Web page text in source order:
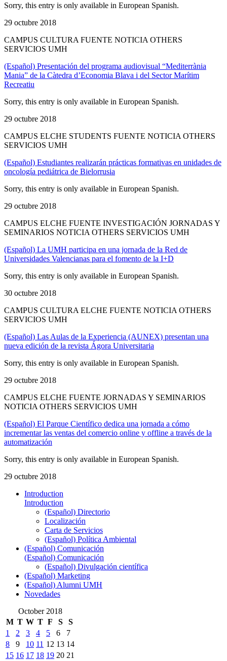
Sorry, this entry is only available in European Spanish.
29 octubre 2018
CAMPUS CULTURA FUENTE NOTICIA OTHERS
SERVICIOS UMH
(Español) Presentación del programa audiovisual “Mediterrània
Mania” de la Càtedra d’Economia Blava i del Sector Marítim
Recreatiu
Sorry, this entry is only available in European Spanish.
29 octubre 2018
CAMPUS ELCHE STUDENTS FUENTE NOTICIA OTHERS
SERVICIOS UMH
(Español) Estudiantes realizarán prácticas formativas en unidades de
oncología pediátrica de Bielorrusia
Sorry, this entry is only available in European Spanish.
29 octubre 2018
CAMPUS ELCHE FUENTE INVESTIGACIÓN JORNADAS Y
SEMINARIOS NOTICIA OTHERS SERVICIOS UMH
(Español) La UMH participa en una jornada de la Red de
Universidades Valencianas para el fomento de la I+D
Sorry, this entry is only available in European Spanish.
30 octubre 2018
CAMPUS CULTURA ELCHE FUENTE NOTICIA OTHERS
SERVICIOS UMH
(Español) Las Aulas de la Experiencia (AUNEX) presentan una
nueva edición de la revista Ágora Universitaria
Sorry, this entry is only available in European Spanish.
29 octubre 2018
CAMPUS ELCHE FUENTE JORNADAS Y SEMINARIOS
NOTICIA OTHERS SERVICIOS UMH
(Español) El Parque Científico dedica una jornada a cómo
incrementar las ventas del comercio online y offline a través de la
automatización
Sorry, this entry is only available in European Spanish.
29 octubre 2018
Introduction
Introduction
(Español) Directorio
Localización
Carta de Servicios
(Español) Política Ambiental
(Español) Comunicación
(Español) Comunicación
(Español) Divulgación científica
(Español) Marketing
(Español) Alumni UMH
Novedades
October 2018
M T W T F S
S
1
2 3 4 5 6
7
8
9 10 11 12 13 14
15 16 17 18 19 20 21